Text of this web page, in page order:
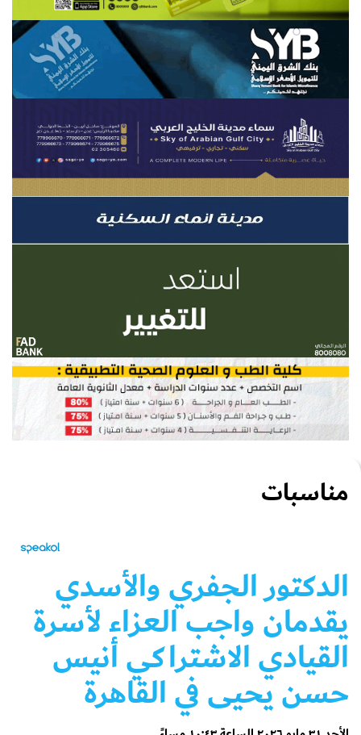
مناسبات
الدكتور الجفري والأسدي
يقدمان واجب العزاء لأسرة
القيادي الاشتراكي أنيس
حسن يحيى في القاهرة